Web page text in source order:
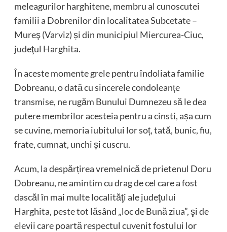
meleagurilor harghitene, membru al cunoscutei
familii a Dobrenilor din localitatea Subcetate –
Mureş (Varviz) și din municipiul Miercurea-Ciuc,
judeţul Harghita.
În aceste momente grele pentru îndoliata familie
Dobreanu, o dată cu sincerele condoleanțe
transmise, ne rugăm Bunului Dumnezeu să le dea
putere membrilor acesteia pentru a cinsti, așa cum
se cuvine, memoria iubitului lor soț, tată, bunic, fiu,
frate, cumnat, unchi și cuscru.
Acum, la despărțirea vremelnică de prietenul Doru
Dobreanu, ne amintim cu drag de cel care a fost
dascăl în mai multe localităţi ale judeţului
Harghita, peste tot lăsând „loc de Bună ziua”, şi de
elevii care poartă respectul cuvenit fostului lor